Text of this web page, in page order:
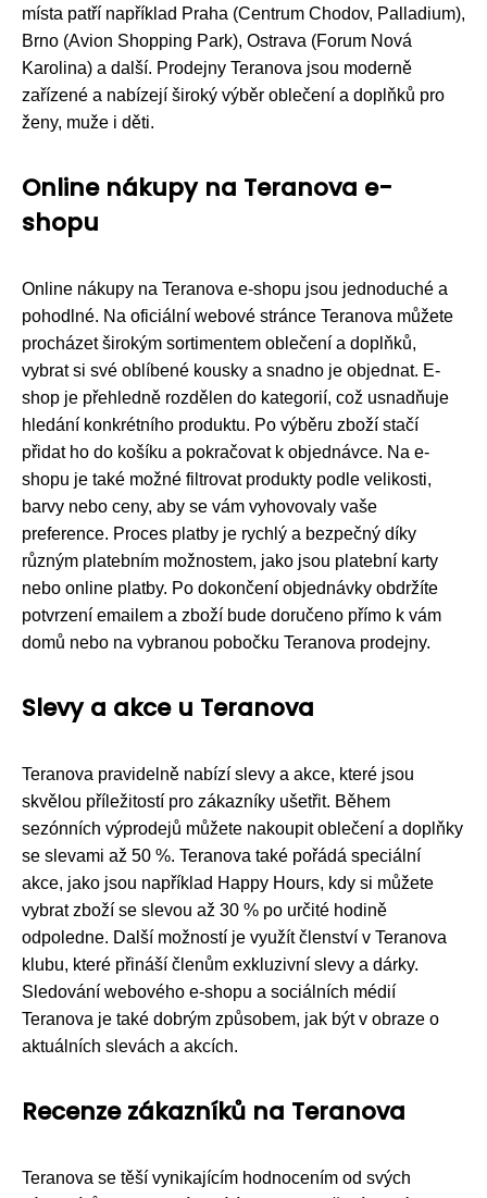
místa patří například Praha (Centrum Chodov, Palladium),
Brno (Avion Shopping Park), Ostrava (Forum Nová
Karolina) a další. Prodejny Teranova jsou moderně
zařízené a nabízejí široký výběr oblečení a doplňků pro
ženy, muže i děti.
Online nákupy na Teranova e-
shopu
Online nákupy na Teranova e-shopu jsou jednoduché a
pohodlné. Na oficiální webové stránce Teranova můžete
procházet širokým sortimentem oblečení a doplňků,
vybrat si své oblíbené kousky a snadno je objednat. E-
shop je přehledně rozdělen do kategorií, což usnadňuje
hledání konkrétního produktu. Po výběru zboží stačí
přidat ho do košíku a pokračovat k objednávce. Na e-
shopu je také možné filtrovat produkty podle velikosti,
barvy nebo ceny, aby se vám vyhovovaly vaše
preference. Proces platby je rychlý a bezpečný díky
různým platebním možnostem, jako jsou platební karty
nebo online platby. Po dokončení objednávky obdržíte
potvrzení emailem a zboží bude doručeno přímo k vám
domů nebo na vybranou pobočku Teranova prodejny.
Slevy a akce u Teranova
Teranova pravidelně nabízí slevy a akce, které jsou
skvělou příležitostí pro zákazníky ušetřit. Během
sezónních výprodejů můžete nakoupit oblečení a doplňky
se slevami až 50 %. Teranova také pořádá speciální
akce, jako jsou například Happy Hours, kdy si můžete
vybrat zboží se slevou až 30 % po určité hodině
odpoledne. Další možností je využít členství v Teranova
klubu, které přináší členům exkluzivní slevy a dárky.
Sledování webového e-shopu a sociálních médií
Teranova je také dobrým způsobem, jak být v obraze o
aktuálních slevách a akcích.
Recenze zákazníků na Teranova
Teranova se těší vynikajícím hodnocením od svých